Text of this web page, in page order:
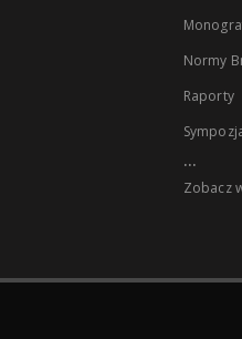
Normy
Raporty
...
Zobacz